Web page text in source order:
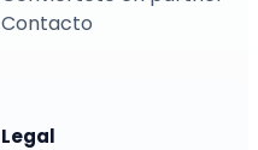
Contacto
Legal